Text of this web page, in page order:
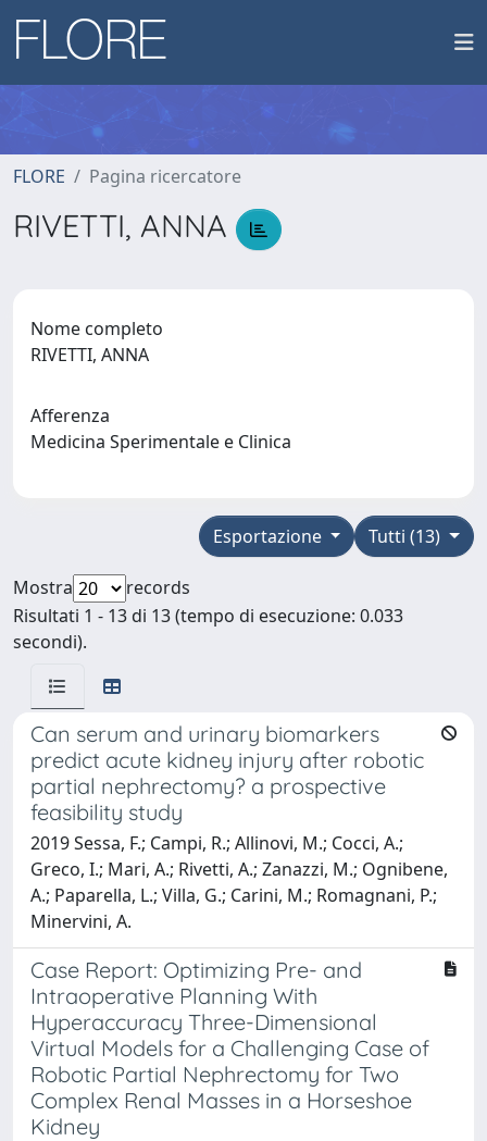
FLORE Pagina ricercatore
RIVETTI, ANNA
Nome completo
RIVETTI, ANNA
Afferenza
Medicina Sperimentale e Clinica
Tutti (13)
Esportazione
Mostra
records
Risultati 1 - 13 di 13 (tempo di esecuzione: 0.033
secondi).
Can serum and urinary biomarkers
predict acute kidney injury after robotic
partial nephrectomy? a prospective
feasibility study
2019 Sessa, F.; Campi, R.; Allinovi, M.; Cocci, A.;
Greco, I.; Mari, A.; Rivetti, A.; Zanazzi, M.; Ognibene,
A.; Paparella, L.; Villa, G.; Carini, M.; Romagnani, P.;
Minervini, A.
Case Report: Optimizing Pre- and
Intraoperative Planning With
Hyperaccuracy Three-Dimensional
Virtual Models for a Challenging Case of
Robotic Partial Nephrectomy for Two
Complex Renal Masses in a Horseshoe
Kidney